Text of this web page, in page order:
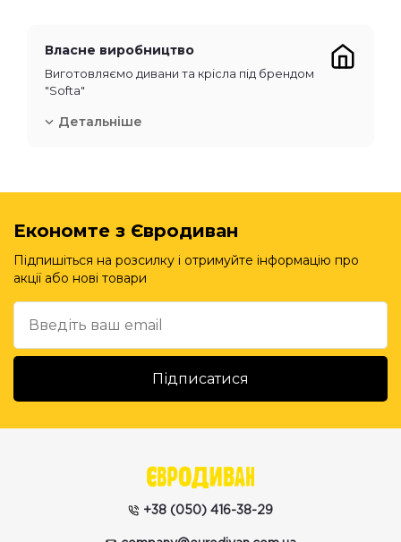
Власне виробництво
Виготовляємо дивани та крісла під брендом
"Softa"
Детальніше
Економте з Євродиван
Підпишіться на розсилку і отримуйте інформацію про
акції або нові товари
+38 (050) 416-38-29